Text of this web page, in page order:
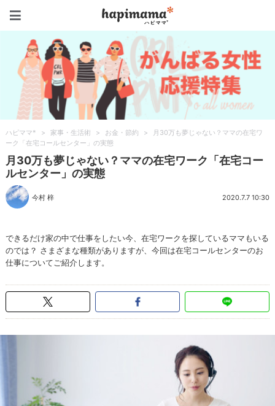
ハピママ* > 家事・生活術 > お金・節約 >
月30万も夢じゃない？ママの在宅ワ
ーク「在宅コールセンター」の実態
月30万も夢じゃない？ママの在宅ワーク「在宅コー
ルセンター」の実態
今村 梓 2020.7.7 10:30
できるだけ家の中で仕事をしたい今、在宅ワークを探しているママもいる
のでは？ さまざまな種類がありますが、今回は在宅コールセンターのお
仕事についてご紹介します。